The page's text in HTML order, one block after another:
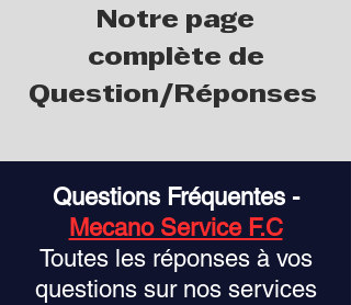
Notre page
complète de
Question/Réponses
Questions Fréquentes -
Mecano Service F.C
Toutes les réponses à vos
questions sur nos services